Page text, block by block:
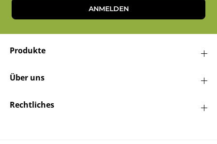
ANMELDEN
Produkte
Über uns
Rechtliches